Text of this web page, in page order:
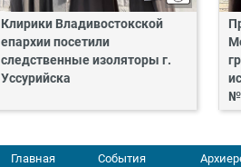
Клирики Владивостокской
епархии посетили
следственные изоляторы г.
Уссурийска
Главная События